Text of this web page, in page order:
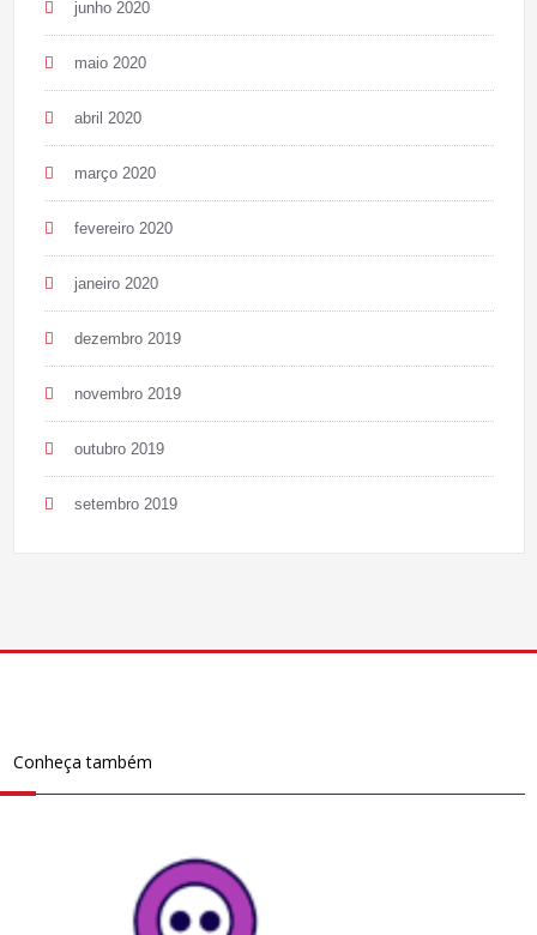
junho 2020
maio 2020
abril 2020
março 2020
fevereiro 2020
janeiro 2020
dezembro 2019
novembro 2019
outubro 2019
setembro 2019
Conheça também